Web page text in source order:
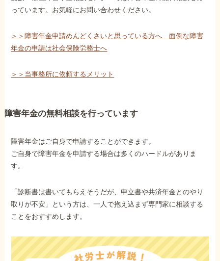
っています。お気軽にお問い合わせください。
＞＞障害年金申請めんどくさいと思っている方へ 面倒な障害
年金の申請は社会保険労務士へ
＞＞当事務所に依頼するメリット
障害年金の無料相談を行っています
障害年金はご自身で申請することができます。
ご自身で障害年金を申請する場合は多くのハードルがありま
す。
「診断書は書いてもらえそうだが、申立書や共済年金とのやり
取りが不安」という方は、一人で抱え込まず専門家に相談する
ことをおすすめします。